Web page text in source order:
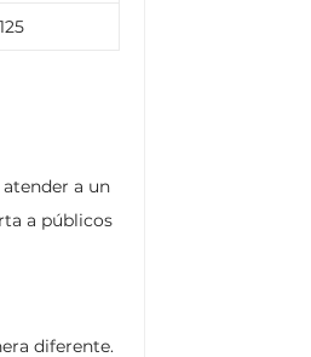
atender a un
a públicos
diferente.